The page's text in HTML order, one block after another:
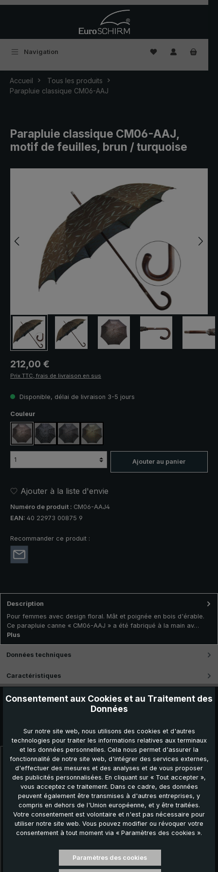
Navigation Vous avez 0
Accueil
Tous les produits
Parapluie classique CM06-AAJ
Parapluie classique CM06-AAJ,
motif de feuilles, brun / turquoise
Prix régulier :
212,00 €
Prix TTC, frais de livraison en sus
Disponible, délai de livraison 3-5 jours
Sélectionnez
Couleur
motif de feuilles, brun / turquoise
motif de feuilles, noir / gris clair
motif de feuilles, noir / or
motif de feuilles, vert olive / orange
Ajouter au panier
Ajouter à la liste d'envie
Numéro de produit : CM06-AAJ4
EAN: 40 22973 00875 9
Recommander ce produit :
Description
Pour femmes avec design floral. Mât et poignée en bois d'érable.
Ce parapluie canne « CM06-AAJ » a été fabriqué à la main av…
Plus
Données techniques
Caractéristiques
Ignorer la galerie de produits
Autres produits que vous pourriez aimer :
Consentement aux Cookies et au Traitement des
Données
Sur notre site web, nous utilisons des cookies et d'autres
technologies pour traiter les informations relatives aux terminaux
et les données personnelles. Cela nous permet d'assurer la
fonctionnalité de notre site web, d'intégrer des services externes,
d'effectuer des mesures et des analyses et de vous proposer
des publicités personnalisées. En cliquant sur « Tout accepter »,
vous acceptez ce traitement. Dans ce cadre, des données
peuvent également être transmises à d'autres entreprises, y
compris en dehors de l'Union européenne, et y être traitées.
Votre consentement est volontaire et n'est pas nécessaire pour
utiliser notre site web. Vous pouvez modifier ou révoquer votre
consentement à tout moment via « Paramètres des cookies ».
Paramètres des cookies